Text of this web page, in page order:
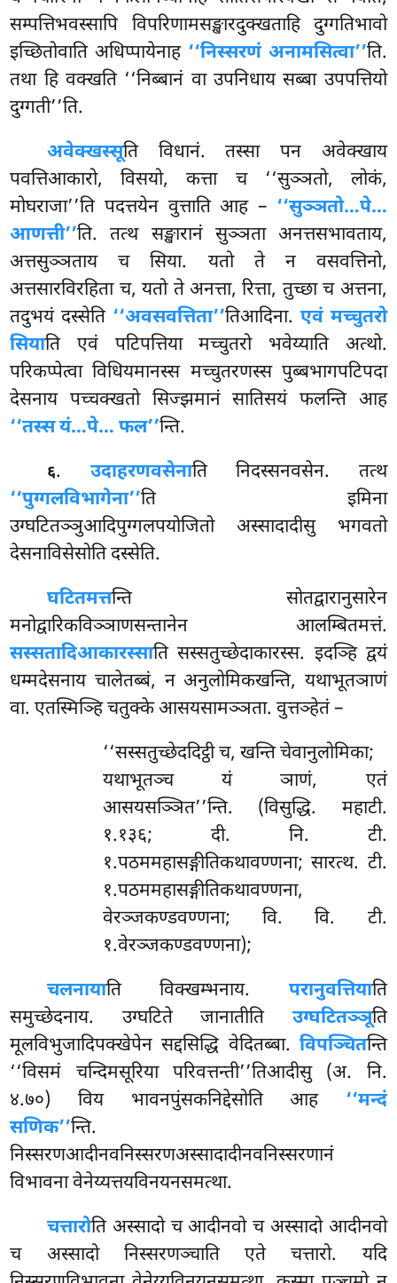
सम्पत्तिभवस्सापि विपरिणामसङ्खारदुक्खताहि दुग्गतिभावो
इच्छितोवाति अधिप्पायेनाह ‘‘निस्सरणं अनामसित्वा’’ति.
तथा हि वक्खति ‘‘निब्बानं वा उपनिधाय सब्बा उपपत्तियो
दुग्गती’’ति.
अवेक्खस्सूति विधानं. तस्सा पन अवेक्खाय
पवत्तिआकारो, विसयो, कत्ता च ‘‘सुञ्ञतो, लोकं,
मोघराजा’’ति पदत्तयेन वुत्ताति आह – ‘‘सुञ्ञतो…पे…
आणत्ती’’ति. तत्थ सङ्खारानं सुञ्ञता अनत्तसभावताय,
अत्तसुञ्ञताय च सिया. यतो ते न वसवत्तिनो,
अत्तसारविरहिता च, यतो ते अनत्ता, रित्ता, तुच्छा च अत्तना,
तदुभयं दस्सेति ‘‘अवसवत्तिता’’तिआदिना. एवं मच्चुतरो
सियाति एवं पटिपत्तिया मच्चुतरो भवेय्याति अत्थो.
परिकप्पेत्वा विधियमानस्स मच्चुतरणस्स पुब्बभागपटिपदा
देसनाय पच्चक्खतो सिज्झमानं सातिसयं फलन्ति आह
‘‘तस्स यं…पे… फल’’न्ति.
६. उदाहरणवसेनातिनिदस्सनवसेन. तत्थ
‘‘पुग्गलविभागेना’’ति इमिना
उग्घटितञ्ञुआदिपुग्गलपयोजितो अस्सादादीसु भगवतो
देसनाविसेसोति दस्सेति.
घटितमत्तन्ति सोतद्वारानुसारेन
मनोद्वारिकविञ्ञाणसन्तानेन आलम्बितमत्तं.
सस्सतादिआकारस्साति सस्सतुच्छेदाकारस्स. इदञ्हि द्वयं
धम्मदेसनाय चालेतब्बं, न अनुलोमिकखन्ति, यथाभूतञाणं
वा. एतस्मिञ्हि चतुक्के आसयसामञ्ञता. वुत्तञ्हेतं –
‘‘सस्सतुच्छेददिट्ठी च, खन्ति चेवानुलोमिका;
यथाभूतञ्च यं ञाणं, एतं
आसयसञ्ञित’’न्ति. (विसुद्धि. महाटी.
१.१३६; दी. नि. टी.
१.पठममहासङ्गीतिकथावण्णना; सारत्थ. टी.
१.पठममहासङ्गीतिकथावण्णना,
वेरञ्जकण्डवण्णना; वि. वि. टी.
१.वेरञ्जकण्डवण्णना);
चलनायाति विक्खम्भनाय. परानुवत्तियाति
समुच्छेदनाय. उग्घटिते जानातीति उग्घटितञ्ञूति
मूलविभुजादिपक्खेपेन सद्दसिद्धि वेदितब्बा. विपञ्चितन्ति
‘‘विसमं चन्दिमसूरिया परिवत्तन्ती’’तिआदीसु (अ. नि.
४.७०) विय भावनपुंसकनिद्देसोति आह ‘‘मन्दं
सणिक’’न्ति.
निस्सरणआदीनवनिस्सरणअस्सादादीनवनिस्सरणानं
विभावना वेनेय्यत्तयविनयनसमत्था.
चत्तारोति अस्सादो च आदीनवो च अस्सादो आदीनवो
च अस्सादो निस्सरणञ्चाति एते चत्तारो. यदि